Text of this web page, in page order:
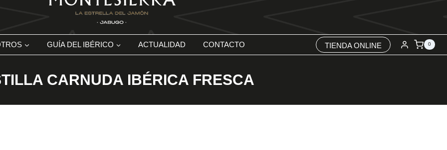
GUÍA DEL IBÉRICO ACTUALIDAD CONTACTO TIENDA ONLINE 0
CARNUDA IBÉRICA FRESCA